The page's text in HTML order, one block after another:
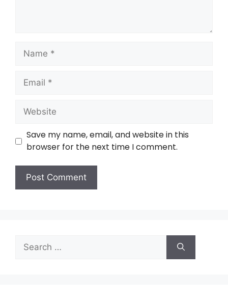
Save my name, email, and website in this
browser for the next time I comment.